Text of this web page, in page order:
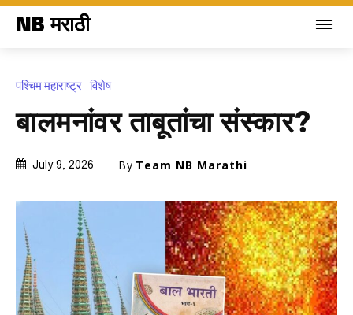
NB मराठी
पश्चिम महाराष्ट्र विशेष
बालमनांवर ताबूतांचा संस्कार?
July 9, 2026 By Team NB Marathi